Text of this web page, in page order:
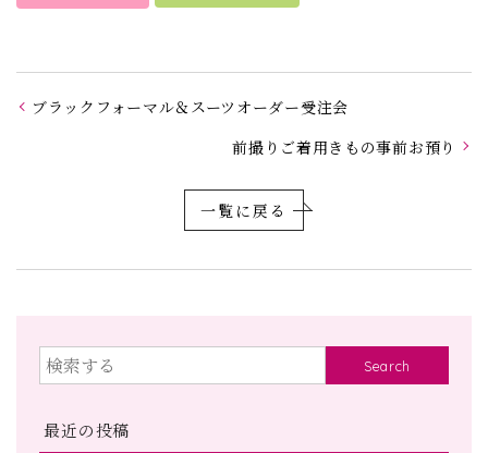
ブラックフォーマル＆スーツオーダー受注会
前撮りご着用きもの事前お預り
一覧に戻る
Search
最近の投稿